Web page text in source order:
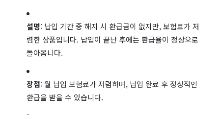
설명: 납입 기간 중 해지 시 환급금이 없지만, 보험료가 저
렴한 상품입니다. 납입이 끝난 후에는 환급율이 정상으로
돌아옵니다.
장점: 월 납입 보험료가 저렴하며, 납입 완료 후 정상적인
환급을 받을 수 있습니다.